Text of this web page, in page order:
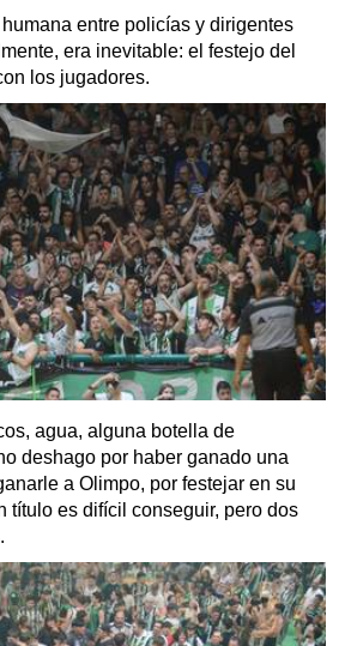
entre policías y dirigentes
era inevitable: el festejo del
los jugadores.
agua, alguna botella de
deshago por haber ganado una
a Olimpo, por festejar en su
título es difícil conseguir, pero dos